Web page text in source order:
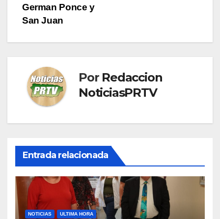
German Ponce y
San Juan
Por Redaccion
NoticiasPRTV
Entrada relacionada
NOTICIAS ULTIMA HORA